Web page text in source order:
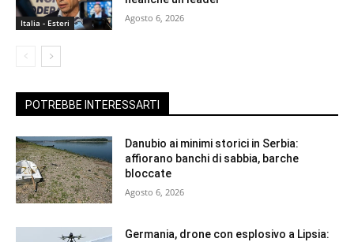
Italia - Esteri Agosto 6, 2026
POTREBBE INTERESSARTI
Danubio ai minimi storici in Serbia:
affiorano banchi di sabbia, barche
bloccate
Agosto 6, 2026
Germania, drone con esplosivo a Lipsia: